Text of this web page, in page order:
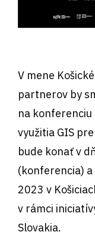
V mene
partnerov by
na konferenciu
využitia GIS
bude konať v
(konferencia)
2023 v
v rámci
Slovakia.